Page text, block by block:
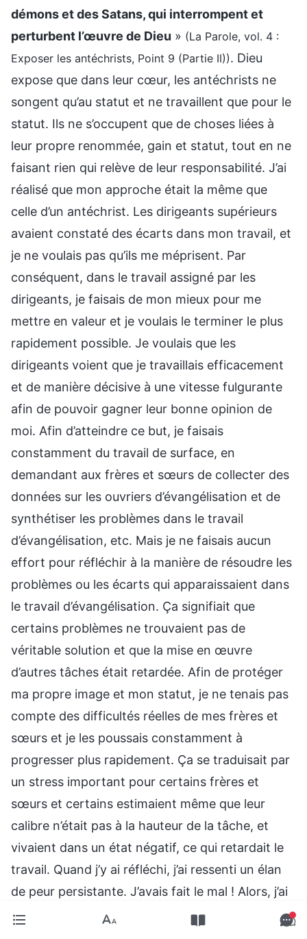
démons et des Satans, qui interrompent et
perturbent l’œuvre de Dieu » (La Parole, vol. 4 :
Exposer les antéchrists, Point 9 (Partie II)). Dieu
expose que dans leur cœur, les antéchrists ne
songent qu’au statut et ne travaillent que pour le
statut. Ils ne s’occupent que de choses liées à
leur propre renommée, gain et statut, tout en ne
faisant rien qui relève de leur responsabilité. J’ai
réalisé que mon approche était la même que
celle d’un antéchrist. Les dirigeants supérieurs
avaient constaté des écarts dans mon travail, et
je ne voulais pas qu’ils me méprisent. Par
conséquent, dans le travail assigné par les
dirigeants, je faisais de mon mieux pour me
mettre en valeur et je voulais le terminer le plus
rapidement possible. Je voulais que les
dirigeants voient que je travaillais efficacement
et de manière décisive à une vitesse fulgurante
afin de pouvoir gagner leur bonne opinion de
moi. Afin d’atteindre ce but, je faisais
constamment du travail de surface, en
demandant aux frères et sœurs de collecter des
données sur les ouvriers d’évangélisation et de
synthétiser les problèmes dans le travail
d’évangélisation, etc. Mais je ne faisais aucun
effort pour réfléchir à la manière de résoudre les
problèmes ou les écarts qui apparaissaient dans
le travail d’évangélisation. Ça signifiait que
certains problèmes ne trouvaient pas de
véritable solution et que la mise en œuvre
d’autres tâches était retardée. Afin de protéger
ma propre image et mon statut, je ne tenais pas
compte des difficultés réelles de mes frères et
sœurs et je les poussais constamment à
progresser plus rapidement. Ça se traduisait par
un stress important pour certains frères et
sœurs et certains estimaient même que leur
calibre n’était pas à la hauteur de la tâche, et
vivaient dans un état négatif, ce qui retardait le
travail. Quand j’y ai réfléchi, j’ai ressenti un élan
de peur persistante. J’avais fait le mal ! Alors, j’ai
rapidement ajusté mon état. En même temps, j’ai